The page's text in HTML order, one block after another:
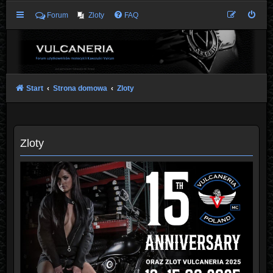
Forum Zloty FAQ
Start Strona domowa Zloty
Zloty